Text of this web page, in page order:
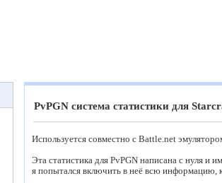
PvPGN система статистики для
Используется совместно с Battle.net
Эта статистика для PvPGN написана с нуля и
я попытался включить в неё всю информацию,